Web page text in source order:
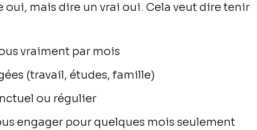
mais dire un vrai oui. Cela veut dire tenir
vraiment par mois
(travail, études, famille)
ou régulier
engager pour quelques mois seulement